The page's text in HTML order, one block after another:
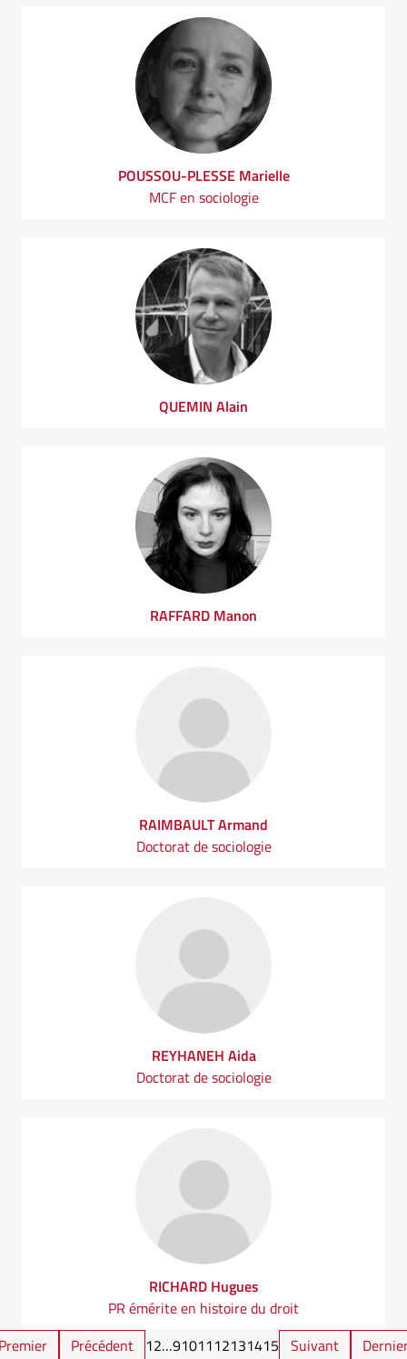
POUSSOU-PLESSE Marielle
MCF en sociologie
QUEMIN Alain
RAFFARD Manon
RAIMBAULT Armand
Doctorat de sociologie
REYHANEH Aida
Doctorat de sociologie
RICHARD Hugues
PR émérite en histoire du droit
Précédent 12…9101112131415 Suivant